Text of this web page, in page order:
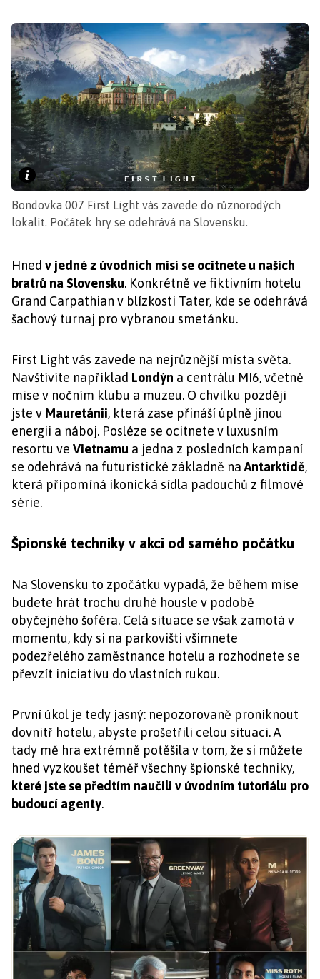
Bondovka 007 First Light vás zavede do různorodých
lokalit. Počátek hry se odehrává na Slovensku.
Hned v jedné z úvodních misí se ocitnete u našich
bratrů na Slovensku. Konkrétně ve fiktivním hotelu
Grand Carpathian v blízkosti Tater, kde se odehrává
šachový turnaj pro vybranou smetánku.
First Light vás zavede na nejrůznější místa světa.
Navštívíte například Londýn a centrálu MI6, včetně
mise v nočním klubu a muzeu. O chvilku později
jste v Mauretánii, která zase přináší úplně jinou
energii a náboj. Posléze se ocitnete v luxusním
resortu ve Vietnamu a jedna z posledních kampaní
se odehrává na futuristické základně naAntarktidě,
která připomíná ikonická sídla padouchů z filmové
série.
Špionské techniky v akci od samého počátku
Na Slovensku to zpočátku vypadá, že během mise
budete hrát trochu druhé housle v podobě
obyčejného šoféra. Celá situace se však zamotá v
momentu, kdy si na parkovišti všimnete
podezřelého zaměstnance hotelu a rozhodnete se
převzít iniciativu do vlastních rukou.
První úkol je tedy jasný: nepozorovaně proniknout
dovnitř hotelu, abyste prošetřili celou situaci. A
tady mě hra extrémně potěšila v tom, že si můžete
hned vyzkoušet téměř všechny špionské techniky,
které jste se předtím naučili v úvodním tutoriálu pro
budoucí agenty.